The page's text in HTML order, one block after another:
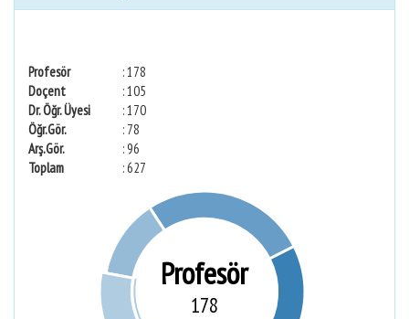
Profesör
: 178
Doçent
: 105
Dr. Öğr. Üyesi
: 170
Öğr.Gör.
: 78
Arş.Gör.
: 96
Toplam
: 627
Profesör
178